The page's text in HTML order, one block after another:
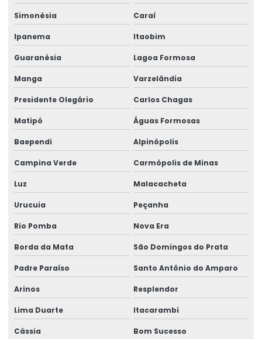
Talha Elétrica Para Içamento De Cargas
Talha Elétrica Para Indústria Alimentícia
Talha Elétrica Para Indústrias Diversas
Talha Elétrica Para Movimentação De Cargas
Talha elétrica para ponte rolante
Talha Elétrica Resistente A Corrosão Para Indústria
Talha Fixa Aço Carbono
Talha Fixa Aço Carbono Aplicações Industriais
Talha Fixa De Cabo De Aço
Talha Fixa Duplaviga Para Indústrias
Talha Fixa Para Cargas Extrema
Talha Fixa Para Indústria Pesada
Talha Fixa Para Projetos De Engenharia Pesada
Simonésia Caraí
Ipanema Itaobim
Guaranésia Lagoa Formosa
Manga Varzelândia
Presidente Olegário Carlos Chagas
Matipó Águas Formosas
Baependi Alpinópolis
Campina Verde Carmópolis de Minas
Luz Malacacheta
Urucuia Peçanha
Rio Pomba Nova Era
Borda da Mata São Domingos do Prata
Padre Paraíso Santo Antônio do Amparo
Arinos Resplendor
Lima Duarte Itacarambi
Cássia Bom Sucesso